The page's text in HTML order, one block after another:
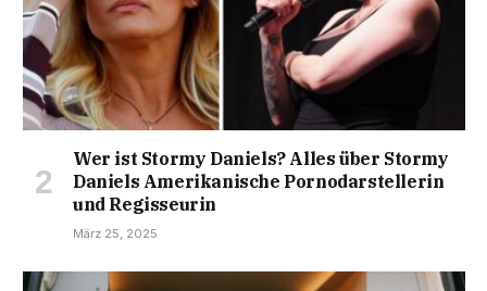
Wer ist Stormy Daniels? Alles über Stormy
Daniels Amerikanische Pornodarstellerin
und Regisseurin
März 25, 2025